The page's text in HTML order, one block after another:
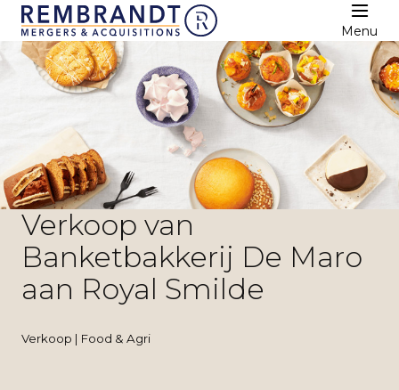
Menu
Verkoop van
Banketbakkerij De Maro
aan Royal Smilde
Verkoop | Food & Agri